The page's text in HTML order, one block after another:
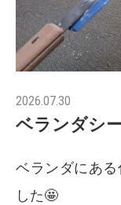
2026.07.30
ベランダシ
ベランダにあ
した🤩